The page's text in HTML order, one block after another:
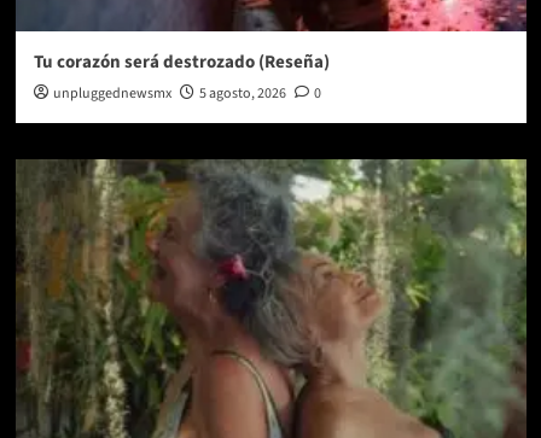
Tu corazón será destrozado (Reseña)
unpluggednewsmx 5 agosto, 2026 0